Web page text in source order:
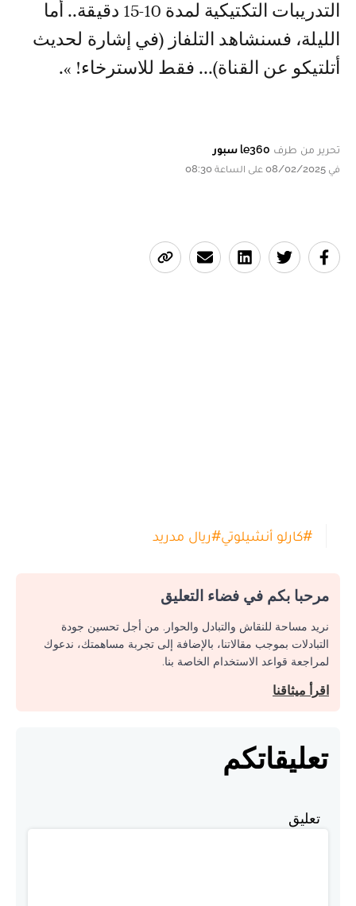
التدريبات التكتيكية لمدة 10-15 دقيقة.. أما
الليلة، فسنشاهد التلفاز (في إشارة لحديث
أتلتيكو عن القناة)... فقط للاسترخاء! ».
تحرير من طرف le360 سبور
في 08/02/2025 على الساعة 08:30
#كارلو أنشيلوتي#ريال مدريد
مرحبا بكم في فضاء التعليق
نريد مساحة للنقاش والتبادل والحوار. من أجل تحسين جودة
التبادلات بموجب مقالاتنا، بالإضافة إلى تجربة مساهمتك، ندعوك
لمراجعة قواعد الاستخدام الخاصة بنا.
اقرأ ميثاقنا
تعليقاتكم
تعليق